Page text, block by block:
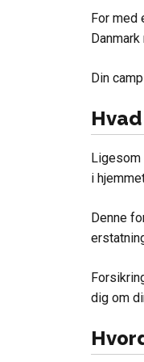
For med
Din
Ligesom
i
Denne
dig om